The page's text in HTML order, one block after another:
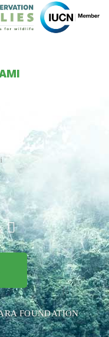
FOUNDATION